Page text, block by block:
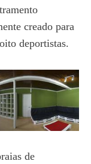
creado para
deportistas.
de